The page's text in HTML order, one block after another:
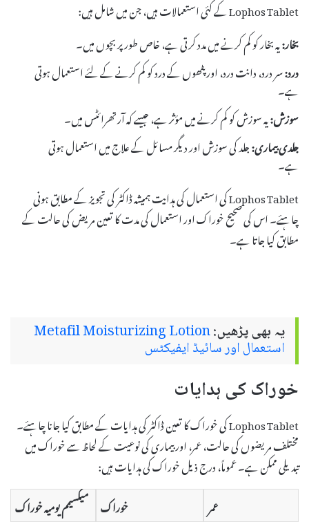
Lophos Tablet کے کئی استعمالات ہیں، جن میں شامل ہیں:
بخار:یہ بخار کو کم کرنے میں مدد کرتی ہے، خاص طور پر بچوں میں۔
درد:سر درد، دانت درد، اور پٹھوں کے درد کو کم کرنے کے لئے استعمال ہوتی
ہے۔
سوزش:یہ سوزش کو کم کرنے میں مؤثر ہے، جیسے کہ آرتھرائٹس میں۔
جلدی بیماری:جلد کی سوزش اور دیگر مسائل کے علاج میں استعمال ہوتی
ہے۔
Lophos Tablet کی استعمال کی ہدایت ہمیشہ ڈاکٹر کی تجویز کے مطابق ہونی
چاہئے۔ اس کی صحیح خوراک اور استعمال کی مدت کا تعین مریض کی حالت کے
مطابق کیا جاتا ہے۔
یہ بھی پڑھیں:Metafil Moisturizing Lotion
استعمال اور سائیڈ ایفیکٹس
خوراک کی ہدایات
Lophos Tablet کی خوراک کا تعین ڈاکٹر کی ہدایات کے مطابق کیا جانا چاہئے۔
مختلف مریضوں کی حالت، عمر، اور بیماری کی نوعیت کے لحاظ سے خوراک میں
تبدیلی ممکن ہے۔ عموماً، درج ذیل خوراک کی ہدایات ہیں:
عمر
خوراک میکسیمم یومیہ خوراک